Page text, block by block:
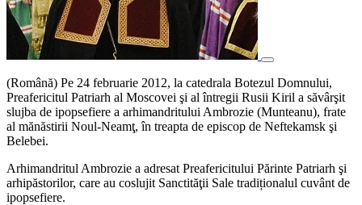
(Română) Pe 24 februarie 2012, la catedrala Botezul Domnului,
Preafericitul Patriarh al Moscovei şi al întregii Rusii Kiril a săvârşit
slujba de ipopsefiere a arhimandritului Ambrozie (Munteanu), frate
al mănăstirii Noul-Neamţ, în treapta de episcop de Neftekamsk şi
Belebei.
Arhimandritul Ambrozie a adresat Preafericitului Părinte Patriarh şi
arhipăstorilor, care au coslujit Sanctităţii Sale tradiționalul cuvânt de
ipopsefiere.